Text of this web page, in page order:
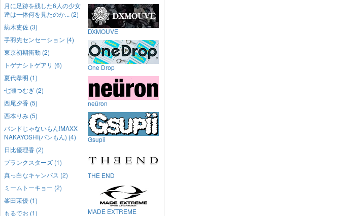
月に足跡を残した6人の少女
達は一体何を見たのか... (2)
紡木吏佐 (3)
手羽先センセーション (4)
東京初期衝動 (2)
トゲナシトゲアリ (6)
夏代孝明 (1)
七瀬つむぎ (2)
西尾夕香 (5)
西本りみ (5)
バンドじゃないもん!MAXX
NAKAYOSHI(バンもん) (4)
日比優理香 (2)
プランクスターズ (1)
真っ白なキャンバス (2)
ミームトーキョー (2)
峯田茉優 (1)
もるでお (1)
DXMOUVE
One Drop
neüron
Gsupii
THE END
MADE EXTREME